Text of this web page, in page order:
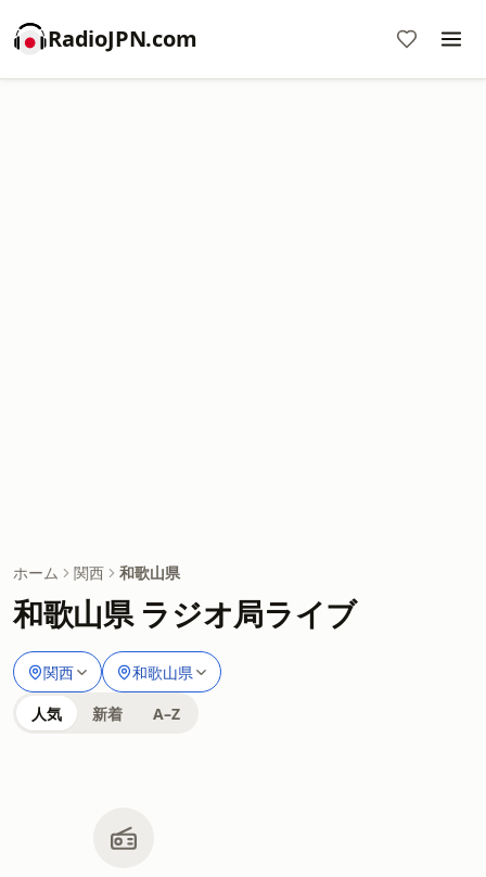
RadioJPN.com
ホーム 関西 和歌山県
和歌山県 ラジオ局ライブ
関西 和歌山県
人気 新着 A–Z